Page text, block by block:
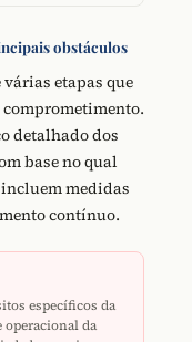
obstáculos
etapas que
comprometimento.
detalhado dos
base no qual
medidas
contínuo.
específicos da
operacional da